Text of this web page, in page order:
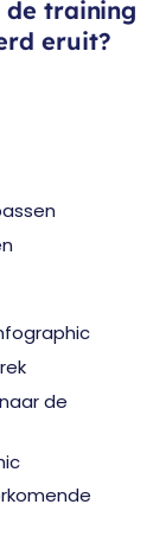
de training
eruit?
de